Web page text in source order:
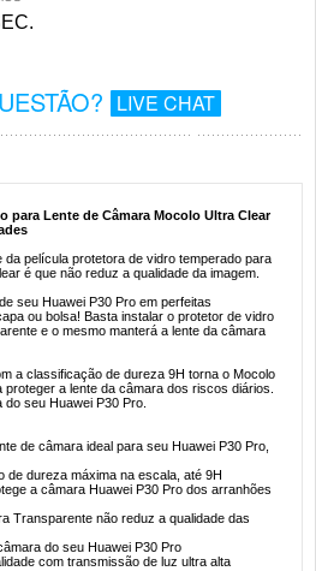
LIVE CHAT
para Lente de Câmara Mocolo Ultra Clear
película protetora de vidro temperado para
é que não reduz a qualidade da imagem.
seu Huawei P30 Pro em perfeitas
ou bolsa! Basta instalar o protetor de vidro
e o mesmo manterá a lente da câmara
a classificação de dureza 9H torna o Mocolo
a lente da câmara dos riscos diários.
seu Huawei P30 Pro.
de câmara ideal para seu Huawei P30 Pro,
de dureza máxima na escala, até 9H
a câmara Huawei P30 Pro dos arranhões
Transparente não reduz a qualidade das
do seu Huawei P30 Pro
com transmissão de luz ultra alta